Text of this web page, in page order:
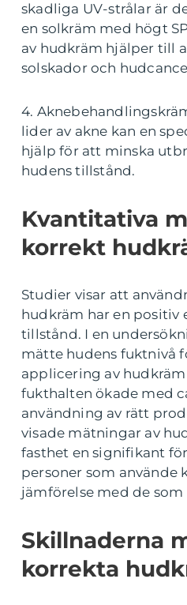
skadliga UV-strålar är
en solkräm med högt
av hudkräm hjälper till
solskador och
4.
lider av akne kan en
hjälp för att minska
hudens tillstånd.
Kvantitativa
korrekt
Studier visar att
hudkräm har en positiv
tillstånd. I en
mätte hudens fuktnivå
applicering av
fukthalten ökade med
användning av rätt
visade mätningar av
fasthet en signifikant
personer som använde
jämförelse med de
Skillnaderna
korrekta